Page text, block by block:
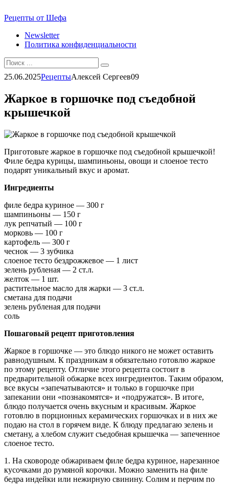
Перейти
контенту
Рецепты от Шефа
Newsletter
Политика конфиденциальности
Search
for:
25.06.2025РецептыАлексей Сергеев09
Жаркое в горшочке под съедобной
крышечкой
Приготовьте жаркое в горшочке под съедобной крышечкой!
Филе бедра курицы, шампиньоны, овощи и слоеное тесто
подарят уникальный вкус и аромат.
Ингредиенты
филе бедра куриное — 300 г
шампиньоны — 150 г
лук репчатый — 100 г
морковь — 100 г
картофель — 300 г
чеснок — 3 зубчика
слоеное тесто бездрожжевое — 1 лист
зелень рубленая — 2 ст.л.
желток — 1 шт.
растительное масло для жарки — 3 ст.л.
сметана для подачи
зелень рубленая для подачи
соль
Пошаговый рецепт приготовления
Жаркое в горшочке — это блюдо никого не может оставить
равнодушным. К праздникам я обязательно готовлю жаркое
по этому рецепту. Отличие этого рецепта состоит в
предварительной обжарке всех ингредиентов. Таким образом,
все вкусы «запечатываются» и только в горшочке при
запекании они «познакомятся» и «подружатся». В итоге,
блюдо получается очень вкусным и красивым. Жаркое
готовлю в порционных керамических горшочках и в них же
подаю на стол в горячем виде. К блюду предлагаю зелень и
сметану, а хлебом служит съедобная крышечка — запеченное
слоеное тесто.
1. На сковороде обжариваем филе бедра куриное, нарезанное
кусочками до румяной корочки. Можно заменить на филе
бедра индейки или нежирную свинину. Солим и перчим по